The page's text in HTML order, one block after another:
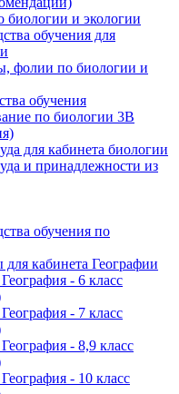
и экологии
обучения для
фолии по биологии и
обучения
по биологии 3B
для кабинета биологии
и принадлежности из
обучения по
кабинета Географии
- 6 класс
- 7 класс
- 8,9 класс
- 10 класс